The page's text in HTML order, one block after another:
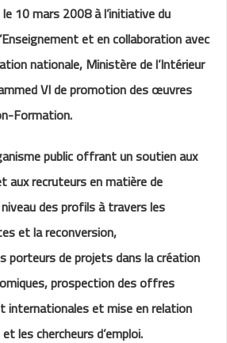
10 mars 2008 à l’initiative du
et en collaboration avec
nationale, Ministère de l’Intérieur
VI de promotion des œuvres
Formation.
public offrant un soutien aux
aux recruteurs en matière de
des profils à travers les
et la reconversion,
porteurs de projets dans la création
prospection des offres
internationales et mise en relation
les chercheurs d’emploi.